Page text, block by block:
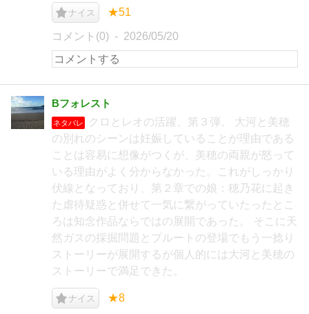
ナイス ★51
コメント(0) 2026/05/20
Bフォレスト
ネタバレ
クロとレオの活躍、第３弾。 大河と美穂
の別れのシーンは妊娠していることが理由である
ことは容易に想像がつくが、美穂の両親が怒って
いる理由がよく分からなかった。これがしっかり
伏線となっており、第２章での娘：穂乃花に起き
た虐待疑惑と併せて一気に繋がっていたったとこ
ろは知念作品ならではの展開であった。 そこに天
然ガスの採掘問題とプルートの登場でもう一捻り
ストーリーが展開するが個人的には大河と美穂の
ストーリーで満足できた。
ナイス ★8